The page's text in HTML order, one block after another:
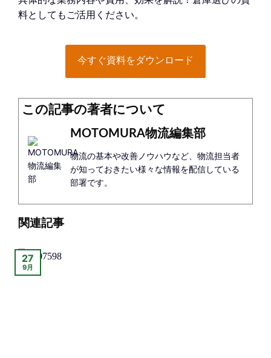
料としてもご活用ください。
今すぐ資料をダウンロード
この記事の著者について
MOTOMURA物流編集部
物流の基本や改善ノウハウなど、物流担当者
が知っておきたい様々な情報を配信している
部署です。
関連記事
27
9月